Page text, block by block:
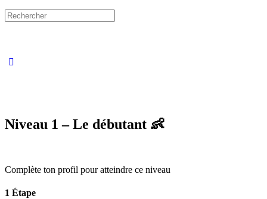
Recherche
pour:
Niveau 1 – Le débutant 👶
Complète ton profil pour atteindre ce niveau
1 Étape